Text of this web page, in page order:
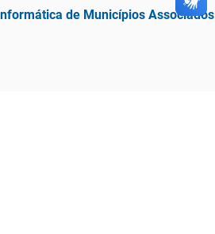
de Municípios Associados